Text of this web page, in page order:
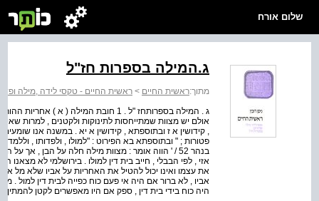
שלום אורח
ג.המילה בספרות חז"ל
מתוך:ראשית החיים > ראשית החיים - טקסי לידה ,מילה
ג . המילה בספרותחז "ל . 1 חובת המילה (
אולם יש מצוות שמתייחסות לתינוקות ולקטנים , למרות
, קידושין א ז ובתוספתא , קידושין א יא . במשנה אנו
פטורות ; " ובתוספתא בא הפירוט : "למולו , ולפדותו ,
בנהר 52 / ' הווה אומר : מצוות מילה חלה על הבן , אך
אזי , לפי הבבלי , חייב בית דין למולו . בירושלמי לא מצאנו
את עצמו ואינו יכול להטיל את האחריות על אביו שלא מל
אביו , לא ברור אם היה אי פעם כוח כפייה לבית דין למול .
היה כוח בידי בית דין , ספק אם היו מאפשרים לקטן להמתין